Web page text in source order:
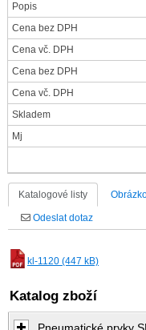
Popis
Cena bez DPH
Cena vč. DPH
Cena bez DPH
Cena vč. DPH
Skladem
Mj
Katalogové listy
Odeslat dotaz
kl-1120 (447 kB)
Katalog zboží